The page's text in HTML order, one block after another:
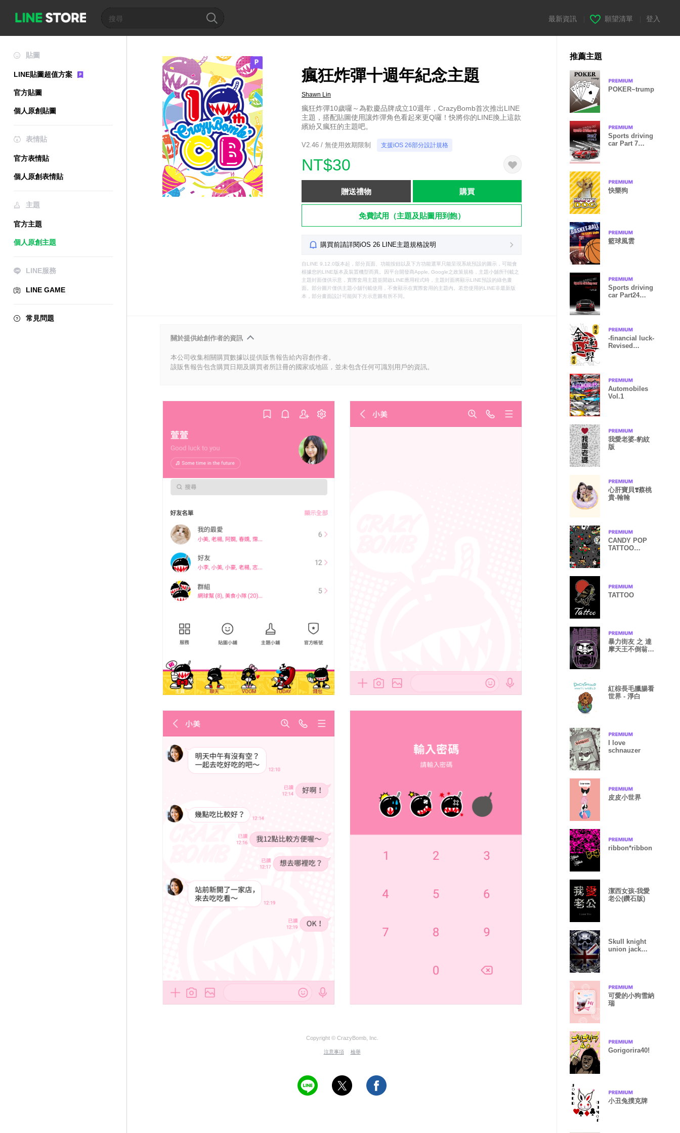
最新資訊 願望清單 登入
貼圖
LINE貼圖超值方案
官方貼圖
個人原創貼圖
表情貼
官方表情貼
個人原創表情貼
主題
官方主題
個人原創主題
LINE服務
LINE GAME
常見問題
瘋狂炸彈十週年紀念主題
Shawn Lin
瘋狂炸彈10歲囉～為歡慶品牌成立10週年，CrazyBomb首次推出LINE
主題，搭配貼圖使用讓炸彈角色看起來更Q囉！快將你的LINE換上這款
繽紛又瘋狂的主題吧。
V2.46 / 無使用效期限制 支援iOS 26部分設計規格
NT$30
贈送禮物 購買
免費試用（主題及貼圖用到飽）
購買前請詳閱iOS 26 LINE主題規格說明
自LINE 9.12.0版本起，部分頁面、功能按鈕以及下方功能選單只能呈現系統預設的圖示，可能會
根據您的LINE版本及裝置機型而異。因平台開發商Apple, Google之政策規格，主題小舖所刊載之
主題封面僅供示意，實際套用主題並開啟LINE應用程式時，主題封面將顯示LINE預設的綠色畫
面。部分圖片僅供主題小舖刊載使用，不會顯示在實際套用的主題內。若您使用的LINE非最新版
本，部分畫面設計可能與下方示意圖有所不同。
關於提供給創作者的資訊
本公司收集相關購買數據以提供販售報告給內容創作者。
該販售報告包含購買日期及購買者所註冊的國家或地區，並未包含任何可識別用戶的資訊。
Copyright © CrazyBomb, Inc.
注意事項 檢舉
推薦主題
POKER~trump
Sports driving
car Part 7
快樂狗
籃球風雲
Sports driving
car Part24
-financial luck-
Revised
Automobiles
Vol.1
我愛老婆-豹紋
版
心肝寶貝❣️蔡桃
貴-翰翰
CANDY POP
TATTOO
TATTOO
暴力街友 之 達
摩天王不倒翁
紅棕長毛臘腸看
世界 - 淨白
I love
schnauzer
皮皮小世界
ribbon*ribbon
潔西女孩-我愛
老公(鑽石版)
Skull knight
union jack
可愛的小狗雪納
瑞
Gorigorira40!
小丑兔撲克牌